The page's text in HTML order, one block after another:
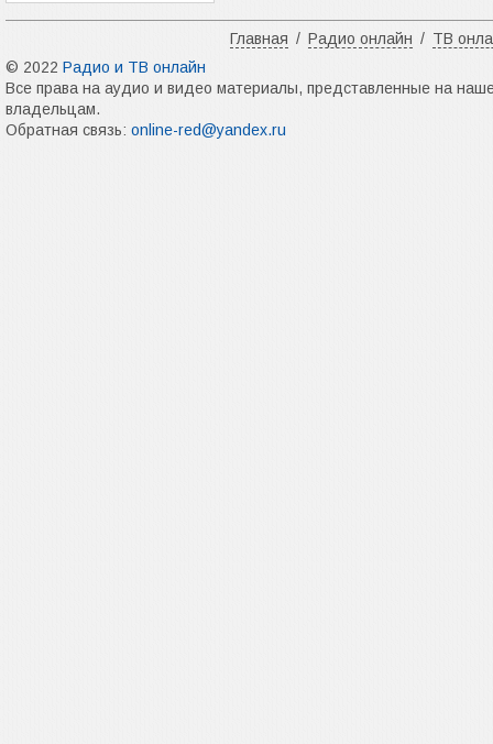
Главная / Радио онлайн / ТВ
© 2022 Радио и ТВ онлайн
Все права на аудио и видео материалы, представленные на
владельцам.
Обратная связь: online-red@yandex.ru